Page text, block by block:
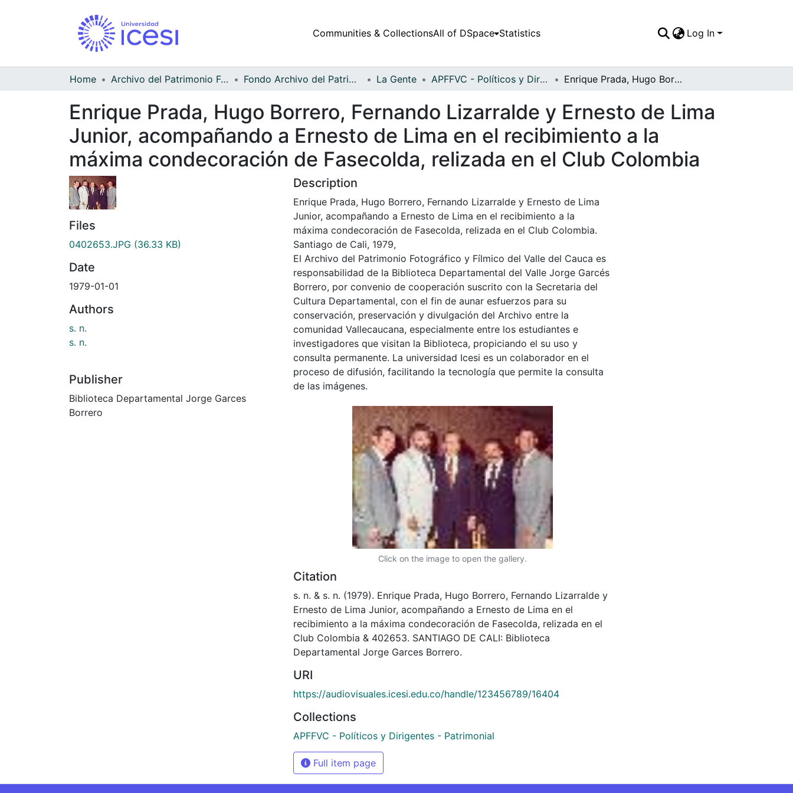
Communities & CollectionsAll of DSpace Statistics Log In
Home Archivo del Patrimonio Fotográfico y Fílmico del Valle del Cauca Fondo Archivo del Patrimonio Fotográfico y Fílmico del Valle del Cauca La Gente APFFVC - Políticos y Dirigentes - Patrimonial Enrique Prada, Hugo Borrero, Fernando Lizarralde y Ernesto de Lima Junior, acompañando a Ernesto de Lima en el recibimiento a la máxima condecoración de Fasecolda, relizada en el Club Colombia
Enrique Prada, Hugo Borrero, Fernando Lizarralde y Ernesto de Lima
Junior, acompañando a Ernesto de Lima en el recibimiento a la
máxima condecoración de Fasecolda, relizada en el Club Colombia
Files
0402653.JPG (36.33 KB)
Date
1979-01-01
Authors
s. n.
s. n.
Publisher
Biblioteca Departamental Jorge Garces
Borrero
Description
Enrique Prada, Hugo Borrero, Fernando Lizarralde y Ernesto de Lima
Junior, acompañando a Ernesto de Lima en el recibimiento a la
máxima condecoración de Fasecolda, relizada en el Club Colombia.
Santiago de Cali, 1979,
El Archivo del Patrimonio Fotográfico y Fílmico del Valle del Cauca es
responsabilidad de la Biblioteca Departamental del Valle Jorge Garcés
Borrero, por convenio de cooperación suscrito con la Secretaria del
Cultura Departamental, con el fin de aunar esfuerzos para su
conservación, preservación y divulgación del Archivo entre la
comunidad Vallecaucana, especialmente entre los estudiantes e
investigadores que visitan la Biblioteca, propiciando el su uso y
consulta permanente. La universidad Icesi es un colaborador en el
proceso de difusión, facilitando la tecnología que permite la consulta
de las imágenes.
Click on the image to open the gallery.
Citation
s. n. & s. n. (1979). Enrique Prada, Hugo Borrero, Fernando Lizarralde y
Ernesto de Lima Junior, acompañando a Ernesto de Lima en el
recibimiento a la máxima condecoración de Fasecolda, relizada en el
Club Colombia & 402653. SANTIAGO DE CALI: Biblioteca
Departamental Jorge Garces Borrero.
URI
https://audiovisuales.icesi.edu.co/handle/123456789/16404
Collections
APFFVC - Políticos y Dirigentes - Patrimonial
Full item page